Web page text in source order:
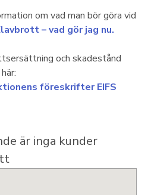
om vad man bör göra vid
– vad gör jag nu.
och skadestånd
föreskrifter EIFS
är inga kunder